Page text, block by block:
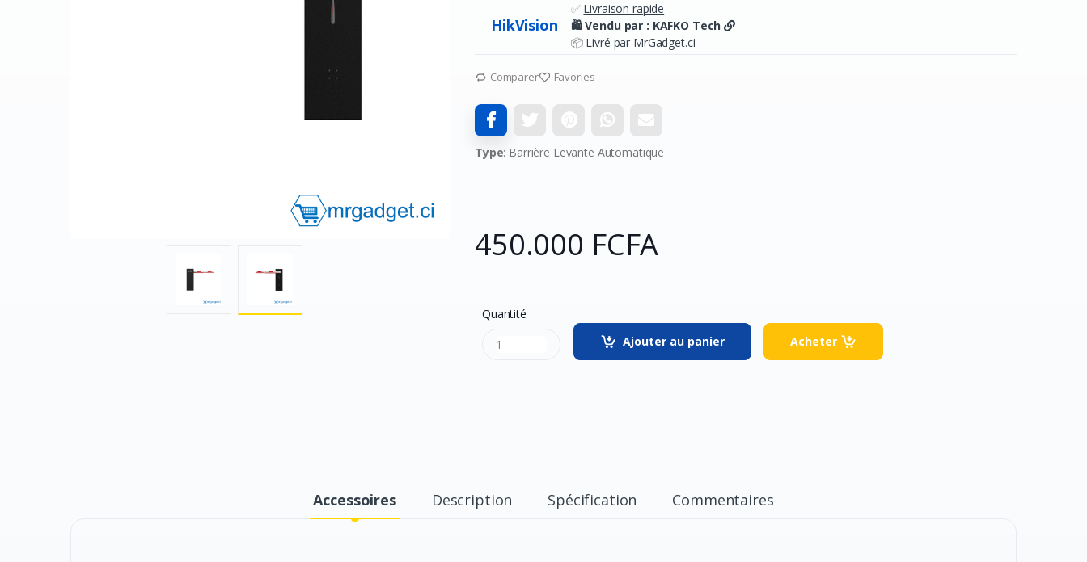
HikVision
✅ Livraison rapide
🛍️ Vendu par : KAFKO Tech
📦 Livré par MrGadget.ci
Comparer Favories
Type: Barrière Levante Automatique
450.000 FCFA
Quantité
Ajouter au panier
Acheter
Accessoires Description Spécification Commentaires